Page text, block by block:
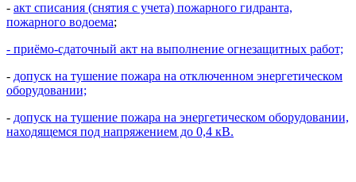
- акт списания (снятия с учета) пожарного гидранта,
пожарного водоема;
- приёмо-сдаточный акт на выполнение огнезащитных работ;
- допуск на тушение пожара на отключенном энергетическом
оборудовании;
- допуск на тушение пожара на энергетическом оборудовании,
находящемся под напряжением до 0,4 кВ.